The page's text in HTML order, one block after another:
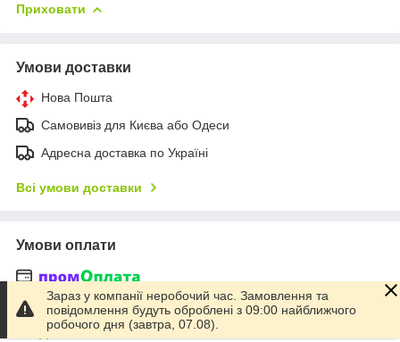
Приховати
Умови доставки
Нова Пошта
Самовивіз для Києва або Одеси
Адресна доставка по Україні
Всі умови доставки
Умови оплати
Ви отримаєте замовлення
або гроші повернуться на вашу картку
Детальніше
Зараз у компанії неробочий час. Замовлення та
повідомлення будуть оброблені з 09:00 найближчого
робочого дня (завтра, 07.08).